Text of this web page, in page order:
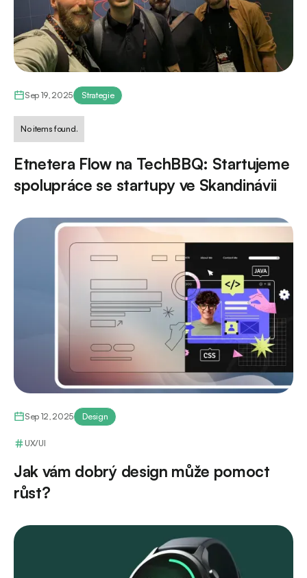
Sep 19, 2025 Strategie
No items found.
Etnetera Flow na TechBBQ: Startujeme
spolupráce se startupy ve Skandinávii
Sep 12, 2025 Design
UX/UI
Jak vám dobrý design může pomoct
růst?